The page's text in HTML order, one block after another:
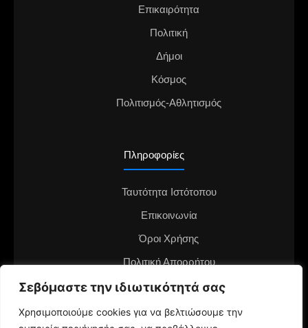
Σεβόμαστε την ιδιωτικότητά σας
Χρησιμοποιούμε cookies για να βελτιώσουμε την
Επικαιρότητα
Πολιτική
Δήμοι
Κόσμος
Πολιτισμός-Αθλητισμός
Πληροφορίες
Ταυτότητα Ιστότοπου
Επικοινωνία
Όροι Χρήσης
Πολιτική Απορρήτου
Διαφημιστείτε στο notianea.gr
Γίνε ο ανταποκριτής στην περιοχή σου